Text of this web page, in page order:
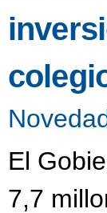
El
7,7